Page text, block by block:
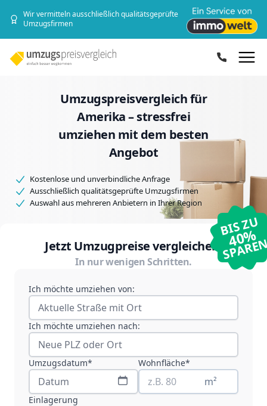
Wir vermitteln ausschließlich qualitätsgeprüfte
Umzugsfirmen
Umzugspreisvergleich für
Amerika – stressfrei
umziehen mit dem besten
Angebot
Kostenlose und unverbindliche Anfrage
Ausschließlich qualitätsgeprüfte Umzugsfirmen
Auswahl aus mehreren Anbietern in Ihrer Region
BIS ZU
40%
Jetzt Umzugpreise vergleichen.
In nur wenigen Schritten.
Ich möchte umziehen von:
Ich möchte umziehen nach:
Umzugsdatum* Wohnfläche*
m²
Einlagerung